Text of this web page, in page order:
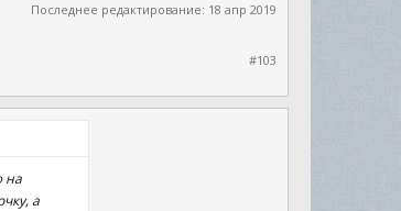
Последнее редактирование: 18 апр 2019
#103
на
а